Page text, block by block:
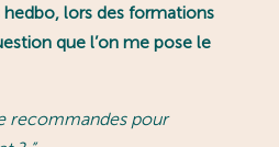
lors des formations
que l’on me pose le
recommandes pour